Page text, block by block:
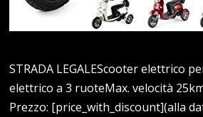
STRADA LEGALEScooter elettrico
elettrico a 3 ruoteMax. velocità
Prezzo: [price_with_discount](alla